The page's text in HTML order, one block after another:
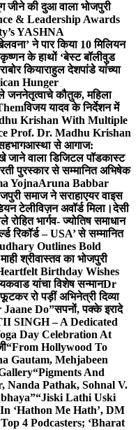
जीने की दुआ वाला भोजपुरी
& Leadership Awards
YASHNA
ने पार किया 10 मिलियन
के हाथों ‘बेस्ट बॉलीवुड
कियाराहुल देशपांडे यांच्या
Hunger
जननेतृत्वाचे कौतुक, महिला
विजय यादव के निर्देशन में
Krishan With Multiple
Prof. Dr. Madhu Krishan
आस्था से आगाज:
जाने वाला डिजिटल पॉडकास्ट
पुरस्कार से सम्मानित अभिषेक
YojnaAruna Babbar
समाज ने सराहाएयर वाइस
टेलीविज़न अवॉर्ड मिला।देसी
भार्गव- ज्योतिष समाधान
रिकॉर्ड – USA’ से सम्मानित
Outlines Bold
श्रीवास्तव का भोजपुरी
Birthday Wishes
यांचा विशेष सन्मानDr
रो पड़ीं अभिनेत्री दिव्या
Do”सपनों, पक्के इरादे
SINGH – A Dedicated
Day Celebration At
“From Hollywood To
Gautam, Mehjabeen
“Pigments And
Nanda Pathak, Sohnal V.
“Jiski Lathi Uski
‘Hathon Me Hath’, DM
4 Podcasters; ‘Bharat